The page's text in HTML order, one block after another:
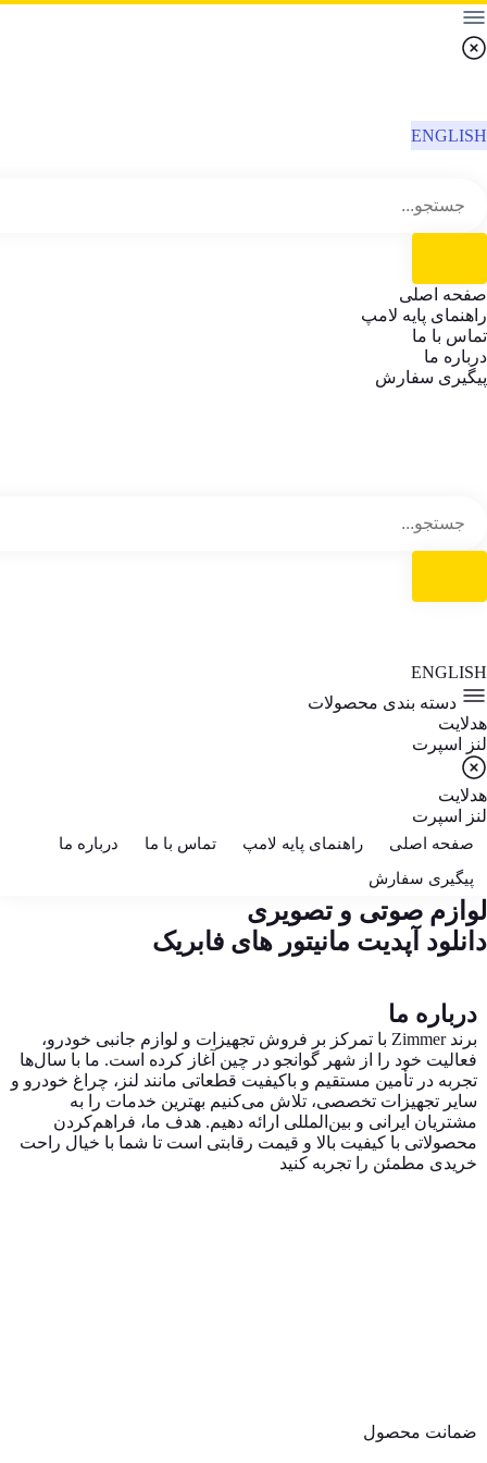
ENGLISH
صفحه اصلی
راهنمای پایه لامپ
تماس با ما
درباره ما
پیگیری سفارش
ENGLISH
دسته بندی محصولات
هدلایت
لنز اسپرت
هدلایت
لنز اسپرت
صفحه اصلی راهنمای پایه لامپ تماس با ما
درباره ما
پیگیری سفارش
لوازم صوتی و تصویری
دانلود آپدیت مانیتور های فابریک
درباره ما
برند Zimmer با تمرکز بر فروش تجهیزات و لوازم جانبی خودرو،
فعالیت خود را از شهر گوانجو در چین آغاز کرده است. ما با سال‌ها
تجربه در تأمین مستقیم و باکیفیت قطعاتی مانند لنز، چراغ خودرو و
سایر تجهیزات تخصصی، تلاش می‌کنیم بهترین خدمات را به
مشتریان ایرانی و بین‌المللی ارائه دهیم. هدف ما، فراهم‌کردن
محصولاتی با کیفیت بالا و قیمت رقابتی است تا شما با خیال راحت
خریدی مطمئن را تجربه کنید
ضمانت محصول